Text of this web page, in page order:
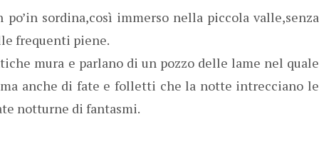
sordina,così immerso nella piccola valle,senza
frequenti piene.
mura e parlano di un pozzo delle lame nel quale
anche di fate e folletti che la notte intrecciano le
notturne di fantasmi.